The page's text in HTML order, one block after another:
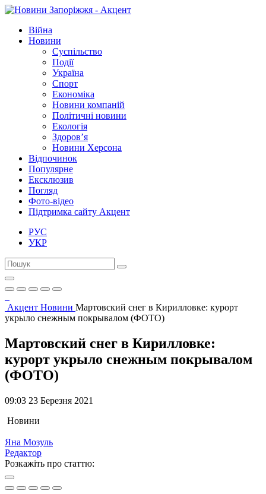
Війна
Новини
Суспільство
Події
Україна
Спорт
Економіка
Новини компаній
Політичні новини
Екологія
Здоров’я
Новини Херсона
Відпочинок
Популярне
Ексклюзив
Погляд
Фото-відео
Підтримка сайту Акцент
РУС
УКР
Акцент Новини Мартовский снег в Кирилловке: курорт
укрыло снежным покрывалом (ФОТО)
Мартовский снег в Кирилловке:
курорт укрыло снежным покрывалом
(ФОТО)
09:03 23 Березня 2021
Новини
Яна Мозуль
Редактор
Розкажіть про статтю: